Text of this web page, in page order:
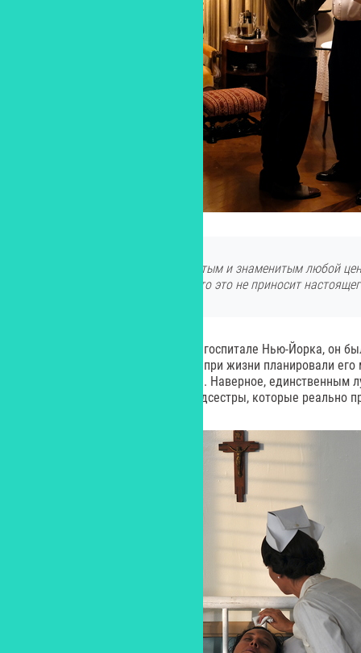
Ему так хотелось стать богатым и знаменитым любой
получил все это, он понял, что это не приносит
Умирая молодым и известным в госпитале Нью-Йорка, он
окружении людей, которые еще при жизни планировали
сулившие студии хорошие сборы. Наверное, единственным
атмосфере были заботливые медсестры, которые реально